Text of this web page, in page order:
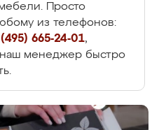
Просто
из телефонов:
665-24-01,
менеджер быстро